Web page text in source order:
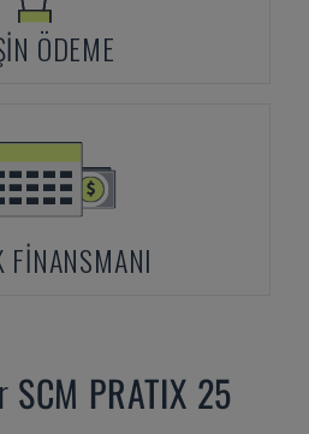
ÖDEME
FINANSMANI
SCM PRATIX 25